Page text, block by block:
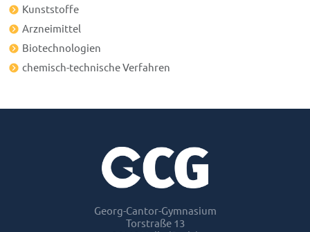
Kunststoffe
Arzneimittel
Biotechnologien
chemisch-technische Verfahren
Georg-Cantor-Gymnasium
Torstraße 13